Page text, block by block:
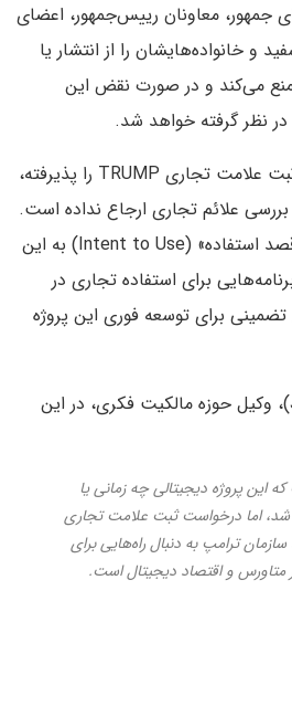
جمهور، معاونان رییس‌جمهور، اعضای
و خانواده‌هایشان را از انتشار یا
منع می‌کند و در صورت نقض این
نظر گرفته خواهد شد.
دفتر USPTO، درخواست ثبت علامت تجاری TRUMP را پذیرفته،
بررسی علائم تجاری ارجاع نداده است.
ثبت علائم تجاری تحت «قصد استفاده» (Intent to Use) به این
برای استفاده تجاری در
تضمینی برای توسعه فوری این پروژه
جاش گربن (Josh Gerben)، وکیل حوزه مالکیت فکری، در این
پروژه دیجیتالی چه زمانی یا
اما درخواست ثبت علامت تجاری
ترامپ به دنبال راه‌هایی برای
و اقتصاد دیجیتال است.